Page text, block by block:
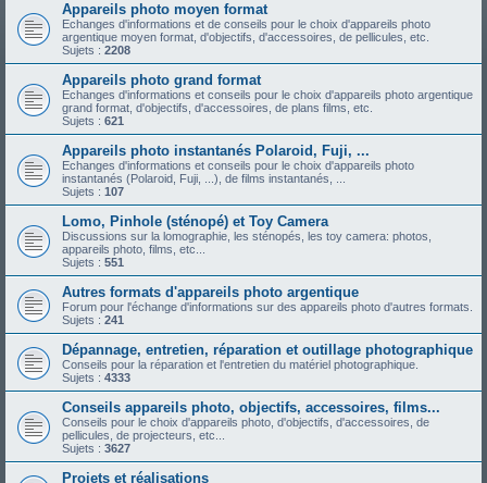
Appareils photo moyen format
Echanges d'informations et de conseils pour le choix d'appareils photo
argentique moyen format, d'objectifs, d'accessoires, de pellicules, etc.
Sujets : 2208
Appareils photo grand format
Echanges d'informations et conseils pour le choix d'appareils photo argentique
grand format, d'objectifs, d'accessoires, de plans films, etc.
Sujets : 621
Appareils photo instantanés Polaroid, Fuji, ...
Echanges d'informations et conseils pour le choix d'appareils photo
instantanés (Polaroid, Fuji, ...), de films instantanés, ...
Sujets : 107
Lomo, Pinhole (sténopé) et Toy Camera
Discussions sur la lomographie, les sténopés, les toy camera: photos,
appareils photo, films, etc...
Sujets : 551
Autres formats d'appareils photo argentique
Forum pour l'échange d'informations sur des appareils photo d'autres formats.
Sujets : 241
Dépannage, entretien, réparation et outillage photographique
Conseils pour la réparation et l'entretien du matériel photographique.
Sujets : 4333
Conseils appareils photo, objectifs, accessoires, films...
Conseils pour le choix d'appareils photo, d'objectifs, d'accessoires, de
pellicules, de projecteurs, etc...
Sujets : 3627
Projets et réalisations